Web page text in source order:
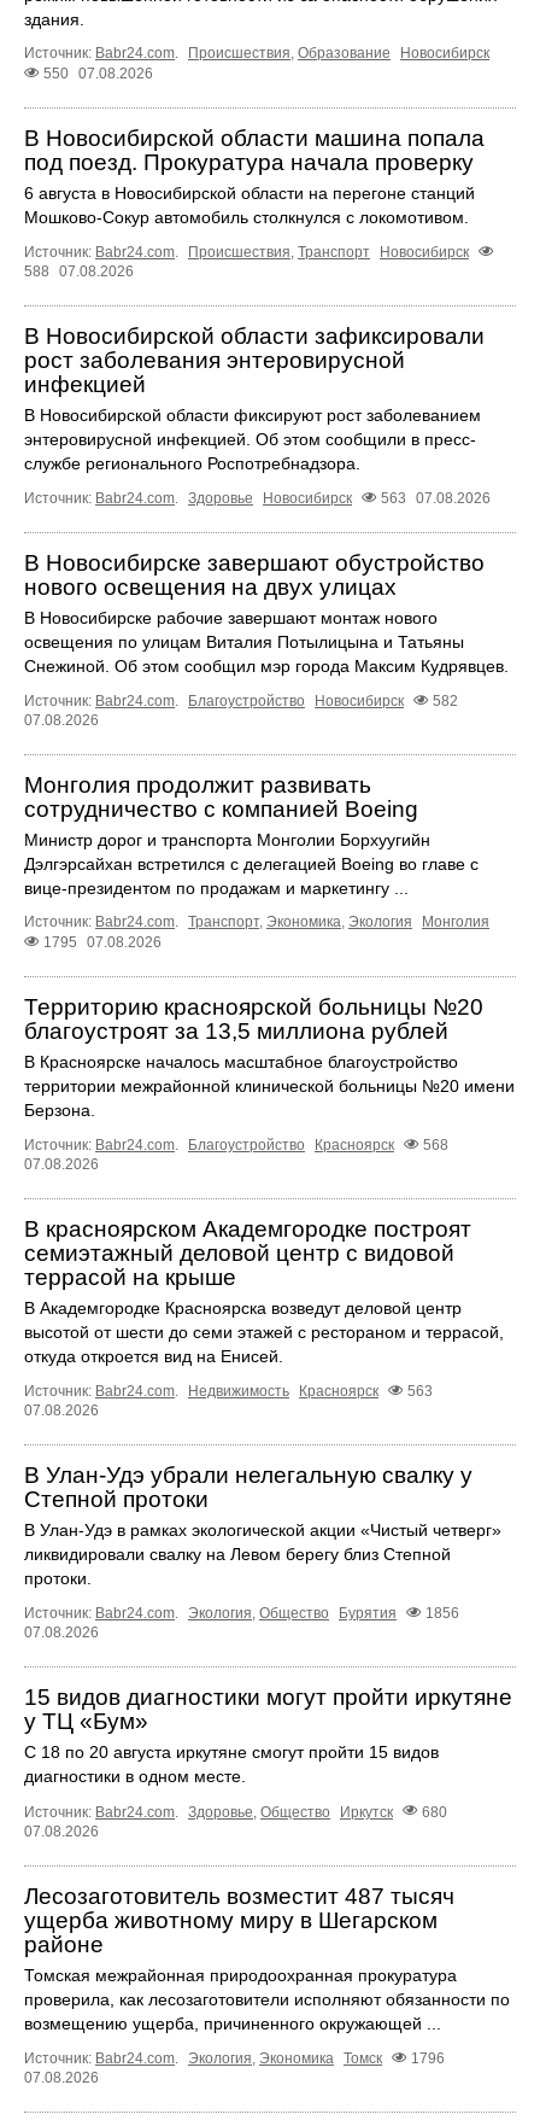
здания.
Источник: Babr24.com Происшествия Образование
Новосибирск
550 07.08.2026
В Новосибирской области машина попала
под поезд. Прокуратура начала проверку
6 августа в Новосибирской области на перегоне станций
Мошково-Сокур автомобиль столкнулся с локомотивом.
Источник: Babr24.com Происшествия Транспорт
Новосибирск
588
07.08.2026
В Новосибирской области зафиксировали
рост заболевания энтеровирусной
инфекцией
В Новосибирской области фиксируют рост заболеванием
энтеровирусной инфекцией. Об этом сообщили в пресс-
службе регионального Роспотребнадзора.
Источник: Babr24.com. Здоровье Новосибирск 563 07.08.2026
В Новосибирске завершают обустройство
нового освещения на двух улицах
В Новосибирске рабочие завершают монтаж нового
освещения по улицам Виталия Потылицына и Татьяны
Снежиной. Об этом сообщил мэр города Максим Кудрявцев.
Источник: Babr24.com. Благоустройство Новосибирск
582
07.08.2026
Монголия продолжит развивать
сотрудничество с компанией Boeing
Министр дорог и транспорта Монголии Борхуугийн
Дэлгэрсайхан встретился с делегацией Boeing во главе с
вице-президентом по продажам и маркетингу ...
Источник: Babr24.com. Транспорт, Экономика, Экология
Монголия
1795
07.08.2026
Территорию красноярской больницы №20
благоустроят за 13,5 миллиона рублей
В Красноярске началось масштабное благоустройство
территории межрайонной клинической больницы №20 имени
Берзона.
Источник: Babr24.com. Благоустройство Красноярск
568
07.08.2026
В красноярском Академгородке построят
семиэтажный деловой центр с видовой
террасой на крыше
В Академгородке Красноярска возведут деловой центр
высотой от шести до семи этажей с рестораном и террасой,
откуда откроется вид на Енисей.
Источник: Babr24.com. Недвижимость Красноярск
563
07.08.2026
В Улан-Удэ убрали нелегальную свалку у
Степной протоки
В Улан-Удэ в рамках экологической акции «Чистый четверг»
ликвидировали свалку на Левом берегу близ Степной
протоки.
Источник: Babr24.com. Экология, Общество Бурятия
1856
07.08.2026
15 видов диагностики могут пройти иркутяне
у ТЦ «Бум»
С 18 по 20 августа иркутяне смогут пройти 15 видов
диагностики в одном месте.
Источник: Babr24.com Здоровье Общество Иркутск
680
07.08.2026
Лесозаготовитель возместит 487 тысяч
ущерба животному миру в Шегарском
районе
Томская межрайонная природоохранная прокуратура
проверила, как лесозаготовители исполняют обязанности по
возмещению ущерба, причиненного окружающей ...
Источник: Babr24.com Экология Экономика Томск
1796
07.08.2026